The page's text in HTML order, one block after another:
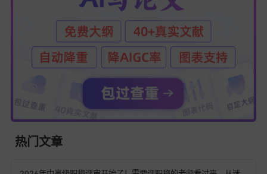
在众多的 AI 论文写作工具中，易笔 AI 和 68 爱写真的是非常
易笔 AI 凭借强大的语义理解能力和出色的语言表达，能为我
出高质量的论文框架和内容；68 爱写则通过独特的数据处理和
引用优势，为论文提供丰富准确的论据和规范的文献引用。再
Perplexity 和 ChatGPT o3 以及高级学术平台，能让我们在学
究的道路上更加顺畅。所以，在进行 AI 论文写作、AI 生成论
AI 在线论文写作时，易笔 AI 和 68 爱写绝对是值得优先选择
具，它们能让我们的论文写作更加轻松、高效，大家一定要去